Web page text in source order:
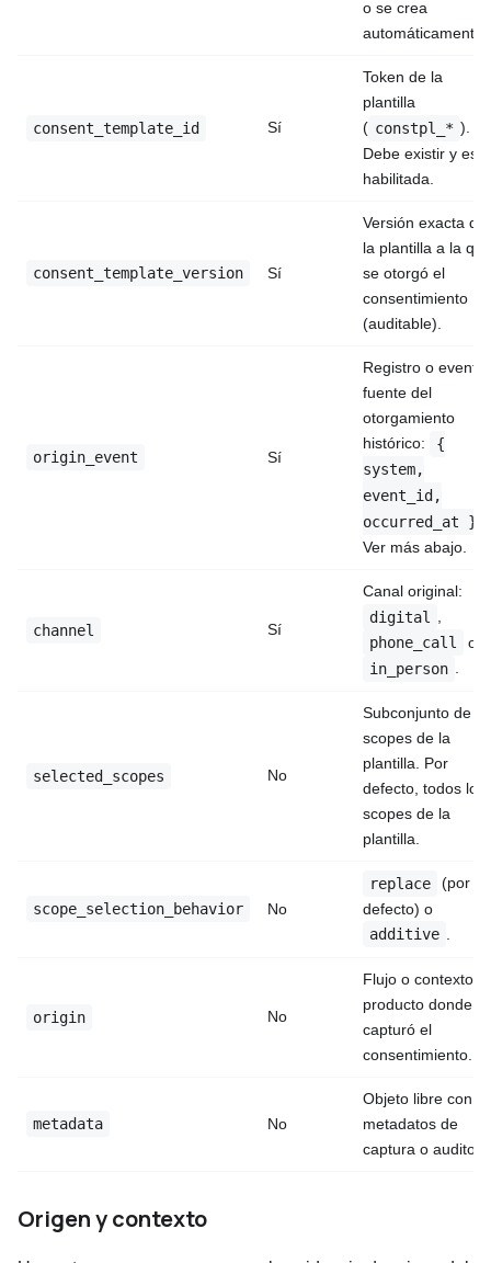
o se crea
automáticamente.
consent_template_id Sí
Token de la
plantilla
( constpl_* ).
Debe existir y
habilitada.
consent_template_version Sí
Versión exacta de
la plantilla a la que
se otorgó el
consentimiento
(auditable).
origin_event Sí
Registro o evento
fuente del
otorgamiento
histórico:
{
system,
event_id,
occurred_at }
Ver más abajo.
channel Sí
Canal original:
digital
phone_call
o
in_person .
selected_scopes No
Subconjunto de
scopes de la
plantilla. Por
defecto, todos los
scopes de la
plantilla.
scope_selection_behavior No
replace
(por
defecto) o
additive
origin No
Flujo o contexto
producto donde
capturó el
consentimiento.
metadata No
Objeto libre con
metadatos de
captura o
Origen y contexto